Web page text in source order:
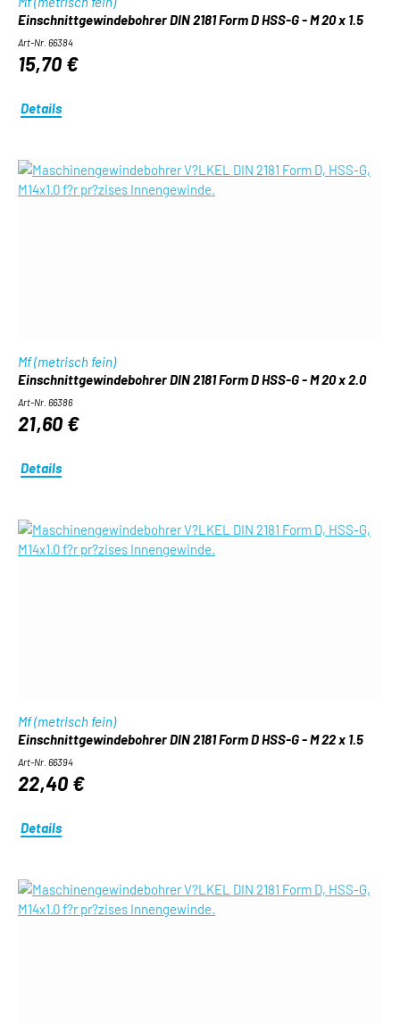
Einschnittgewindebohrer DIN 2181 Form D HSS-G - M 20 x 1.5
Art-Nr. 66384
15,70 €
Details
Mf (metrisch fein)
Einschnittgewindebohrer DIN 2181 Form D HSS-G - M 20 x 2.0
Art-Nr. 66386
21,60 €
Details
Mf (metrisch fein)
Einschnittgewindebohrer DIN 2181 Form D HSS-G - M 22 x 1.5
Art-Nr. 66394
22,40 €
Details